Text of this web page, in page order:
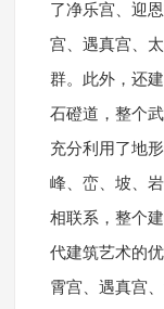
了净乐宫、迎
宫、遇真宫、
群。此外，还
石磴道，整个
充分利用了地
峰、峦、坡、
相联系，整个
代建筑艺术的
霄宫、遇真宫